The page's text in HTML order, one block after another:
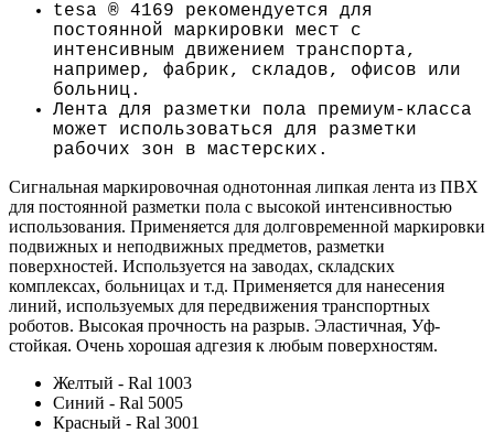
tesa ® 4169 рекомендуется для
постоянной маркировки мест с
интенсивным движением транспорта,
например, фабрик, складов, офисов или
больниц.
Лента для разметки пола премиум-класса
может использоваться для разметки
рабочих зон в мастерских.
Сигнальная маркировочная однотонная липкая лента из ПВХ
для постоянной разметки пола с высокой интенсивностью
использования. Применяется для долговременной маркировки
подвижных и неподвижных предметов, разметки
поверхностей. Используется на заводах, складских
комплексах, больницах и т.д. Применяется для нанесения
линий, используемых для передвижения транспортных
роботов. Высокая прочность на разрыв. Эластичная, Уф-
стойкая. Очень хорошая адгезия к любым поверхностям.
Желтый - Ral 1003
Синий - Ral 5005
Красный - Ral 3001